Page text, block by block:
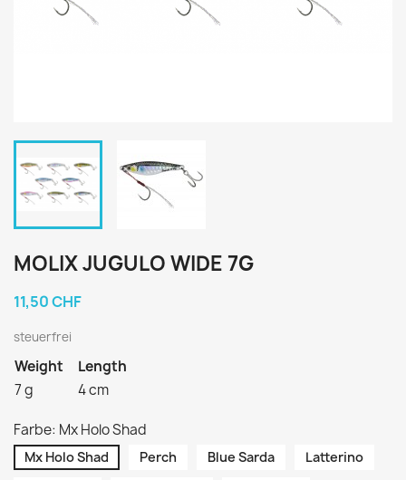
MOLIX JUGULO WIDE 7G
11,50 CHF
steuerfrei
Weight
Length
7 g
4 cm
Farbe: Mx Holo Shad
Mx Holo Shad Perch Blue Sarda
Latterino